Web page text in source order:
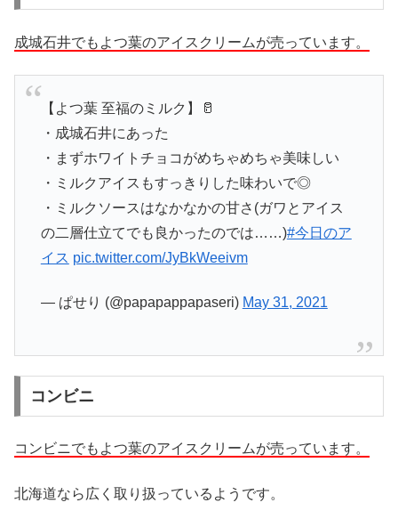
成城石井でもよつ葉のアイスクリームが売っています。
【よつ葉 至福のミルク】🥛
・成城石井にあった
・まずホワイトチョコがめちゃめちゃ美味しい
・ミルクアイスもすっきりした味わいで◎
・ミルクソースはなかなかの甘さ(ガワとアイス
の二層仕立てでも良かったのでは……)#今日のア
イス pic.twitter.com/JyBkWeeivm
— ぱせり (@papapappapaseri) May 31, 2021
コンビニ
コンビニでもよつ葉のアイスクリームが売っています。
北海道なら広く取り扱っているようです。